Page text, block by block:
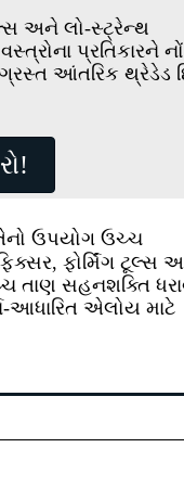
અને લો-સ્ટ્રેન્થ
પ્રતિકારને
આંતરિક થ્રેડેડ
ઉપયોગ ઉચ્ચ
ફોર્મિંગ ટૂલ્સ
તાણ સહનશક્તિ
આધારિત એલોય માટે